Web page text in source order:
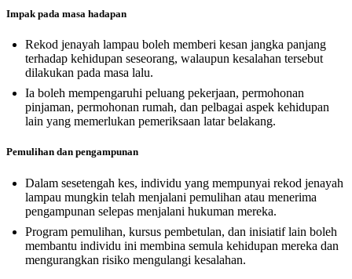
Impak pada masa hadapan
Rekod jenayah lampau boleh memberi kesan jangka panjang
terhadap kehidupan seseorang, walaupun kesalahan tersebut
dilakukan pada masa lalu.
Ia boleh mempengaruhi peluang pekerjaan, permohonan
pinjaman, permohonan rumah, dan pelbagai aspek kehidupan
lain yang memerlukan pemeriksaan latar belakang.
Pemulihan dan pengampunan
Dalam sesetengah kes, individu yang mempunyai rekod jenayah
lampau mungkin telah menjalani pemulihan atau menerima
pengampunan selepas menjalani hukuman mereka.
Program pemulihan, kursus pembetulan, dan inisiatif lain boleh
membantu individu ini membina semula kehidupan mereka dan
mengurangkan risiko mengulangi kesalahan.